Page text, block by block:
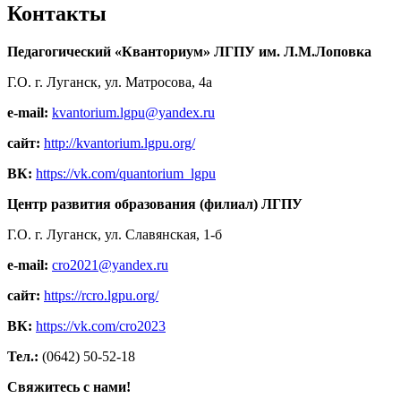
Контакты
Педагогический «Кванториум» ЛГПУ им. Л.М.Лоповка
Г.О. г. Луганск, ул. Матросова, 4а
e-mail: kvantorium.lgpu@yandex.ru
сайт: http://kvantorium.lgpu.org/
ВК: https://vk.com/quantorium_lgpu
Центр развития образования (филиал) ЛГПУ
Г.О. г. Луганск, ул. Славянская, 1-б
e-mail: cro2021@yandex.ru
сайт: https://rcro.lgpu.org/
ВК: https://vk.com/cro2023
Тел.: (0642) 50-52-18
Свяжитесь с нами!